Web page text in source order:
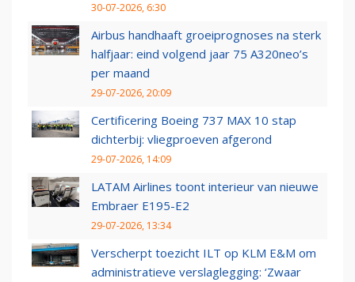
30-07-2026, 6:30
Airbus handhaaft groeiprognoses na sterk
halfjaar: eind volgend jaar 75 A320neo’s
per maand
29-07-2026, 20:09
Certificering Boeing 737 MAX 10 stap
dichterbij: vliegproeven afgerond
29-07-2026, 14:09
LATAM Airlines toont interieur van nieuwe
Embraer E195-E2
29-07-2026, 13:34
Verscherpt toezicht ILT op KLM E&M om
administratieve verslaglegging: ‘Zwaar